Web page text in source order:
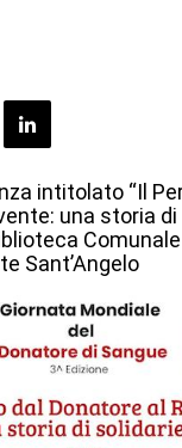
intitolato “Il
una storia
Comunale
Sant’Angelo